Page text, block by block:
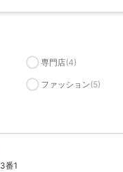
専門店(4)
ファッション(5)
番1